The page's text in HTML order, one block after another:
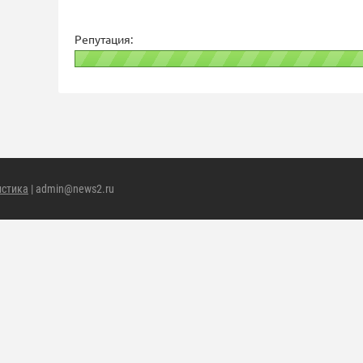
Репутация:
| admin@news2.ru